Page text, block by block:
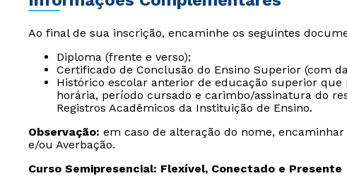
Ao final de sua inscrição, encaminhe os seguintes
Diploma (frente e verso);
Certificado de Conclusão do Ensino Superior (com
Histórico escolar anterior de educação superior que
horária, período cursado e carimbo/assinatura do
Registros Acadêmicos da Instituição de Ensino.
Observação: em caso de alteração do nome,
e/ou Averbação.
Curso Semipresencial: Flexível, Conectado e Presente